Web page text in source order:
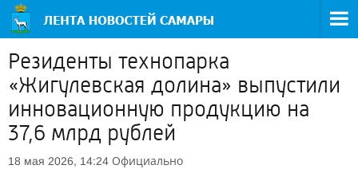
Резиденты технопарка
«Жигулевская долина» выпустили
инновационную продукцию на
37,6 млрд рублей
18 мая 2026, 14:24 Официально